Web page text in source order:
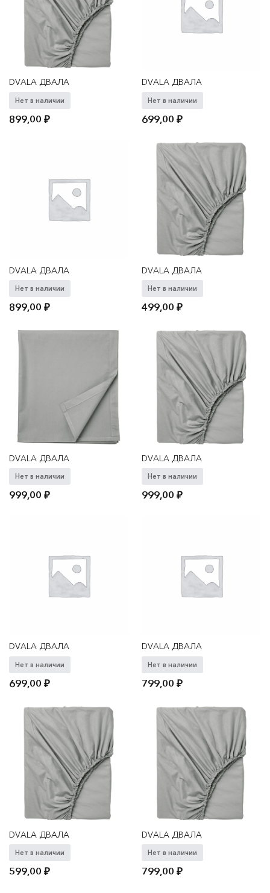
DVALA ДВАЛА
Нет в наличии
899,00₽
DVALA ДВАЛА
Нет в наличии
699,00₽
DVALA ДВАЛА
Нет в наличии
899,00₽
DVALA ДВАЛА
Нет в наличии
499,00₽
DVALA ДВАЛА
Нет в наличии
999,00₽
DVALA ДВАЛА
Нет в наличии
999,00₽
DVALA ДВАЛА
Нет в наличии
699,00₽
DVALA ДВАЛА
Нет в наличии
799,00₽
DVALA ДВАЛА
Нет в наличии
599,00₽
DVALA ДВАЛА
Нет в наличии
799,00₽